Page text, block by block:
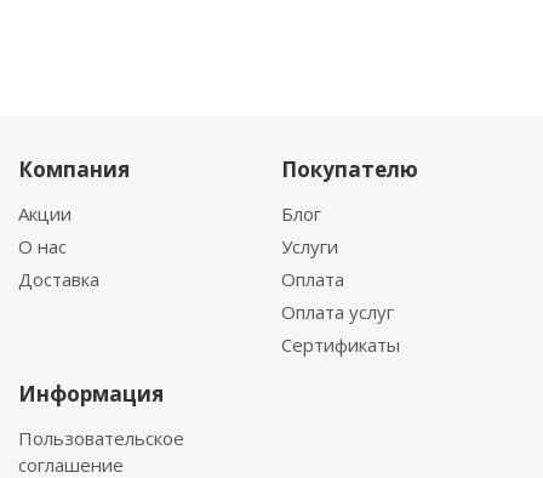
Компания
Акции
О нас
Доставка
Покупателю
Блог
Услуги
Оплата
Оплата услуг
Сертификаты
Информация
Пользовательское
соглашение